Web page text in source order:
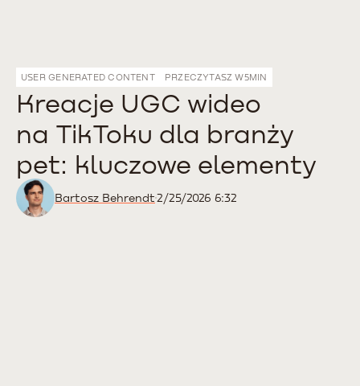
USER GENERATED CONTENT PRZECZYTASZ W5MIN
Kreacje UGC wideo
na TikToku dla branży
pet: kluczowe elementy
Bartosz Behrendt2/25/2026 6:32